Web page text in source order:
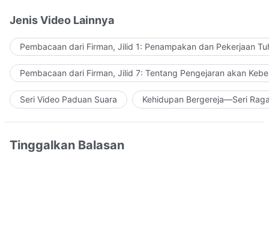
Jenis Video Lainnya
Pembacaan dari Firman, Jilid 1: Penampakan dan Pekerjaan
Pembacaan dari Firman, Jilid 7: Tentang Pengejaran akan
Seri Video Paduan Suara Kehidupan Bergereja—Seri
Tinggalkan Balasan